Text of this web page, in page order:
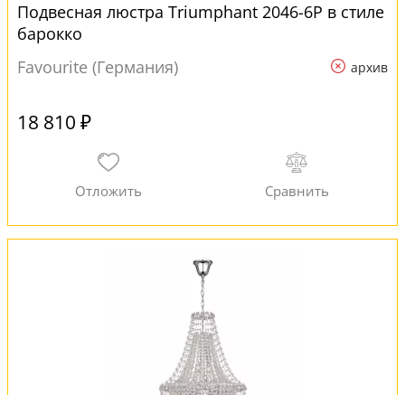
Подвесная люстра Triumphant 2046-6P в стиле
барокко
Favourite (Германия)
архив
18 810 ₽